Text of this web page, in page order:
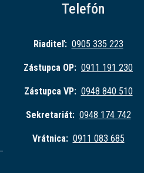
Telefón
Riaditeľ: 0905 335 223
Zástupca OP: 0911 191 230
Zástupca VP: 0948 840 510
Sekretariát: 0948 174 742
Vrátnica: 0911 083 685